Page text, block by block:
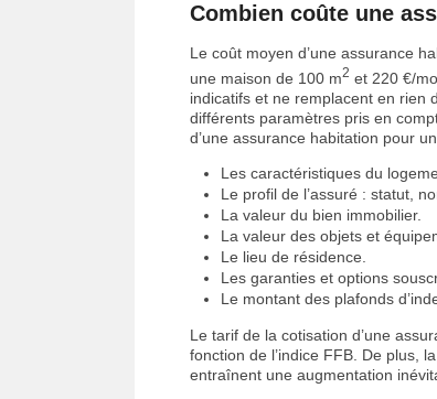
Combien coûte une
Le coût moyen d’une assurance
une maison de 100 m2 et 220 €/
indicatifs et ne remplacent en rien
différents paramètres pris en
d’une assurance habitation pour
Les caractéristiques du
Le profil de l’assuré : statut,
La valeur du bien immobilier.
La valeur des objets et
Le lieu de résidence.
Les garanties et options
Le montant des plafonds
Le tarif de la cotisation d’une
fonction de l’indice FFB. De plus,
entraînent une augmentation